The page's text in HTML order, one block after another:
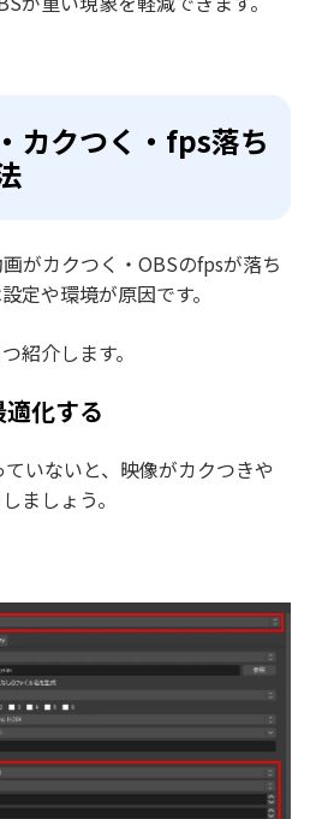
カクつく・fps落ち
がカクつく・OBSのfpsが落ち
定や環境が原因です。
紹介します。
化する
いないと、映像がカクつきや
ましょう。